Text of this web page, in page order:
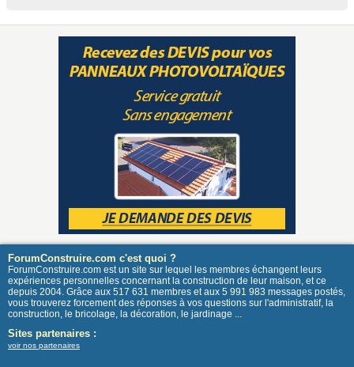
ForumConstruire.com c'est quoi ?
ForumConstruire.com est un site sur lequel les membres échangent leurs
expériences personnelles concernant la construction de leur maison, et ce
depuis 2004. Grâce aux 517 631 membres et aux 5 991 983 messages postés,
vous trouverez forcement des réponses à vos questions sur l'administratif, la
construction, le bricolage, la décoration, le jardinage ...
Sites partenaires :
voir nos partenaires